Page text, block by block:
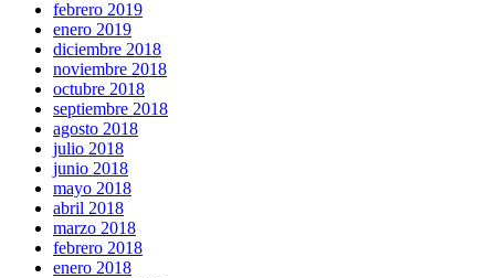
febrero 2019
enero 2019
diciembre 2018
noviembre 2018
octubre 2018
septiembre 2018
agosto 2018
julio 2018
junio 2018
mayo 2018
abril 2018
marzo 2018
febrero 2018
enero 2018